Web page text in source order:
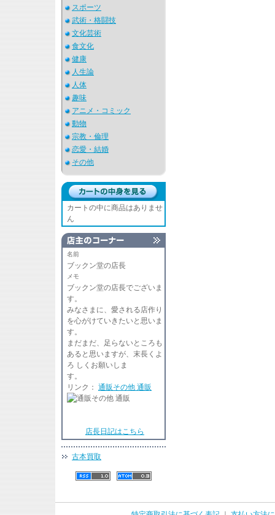
スポーツ
武術・格闘技
文化芸術
食文化
健康
人生論
人体
趣味
アニメ・コミック
動物
宗教・倫理
恋愛・結婚
その他
カートの中に商品はありませ
ん
名前
ブックン堂の店長
メモ
ブックン堂の店長でございま
す
みなさまに、愛される店作り
を心がけていきたいと思いま
す。
まだまだ、足らないところも
あると思いますが、末長くよ
ろ しくお願いしま
リンク： 通販その他 通販
店長日記はこちら
古本買取